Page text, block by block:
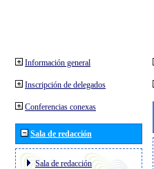
Información general
Inscripción de delegados
Conferencias conexas
Sala de redacción
Sala de redacción